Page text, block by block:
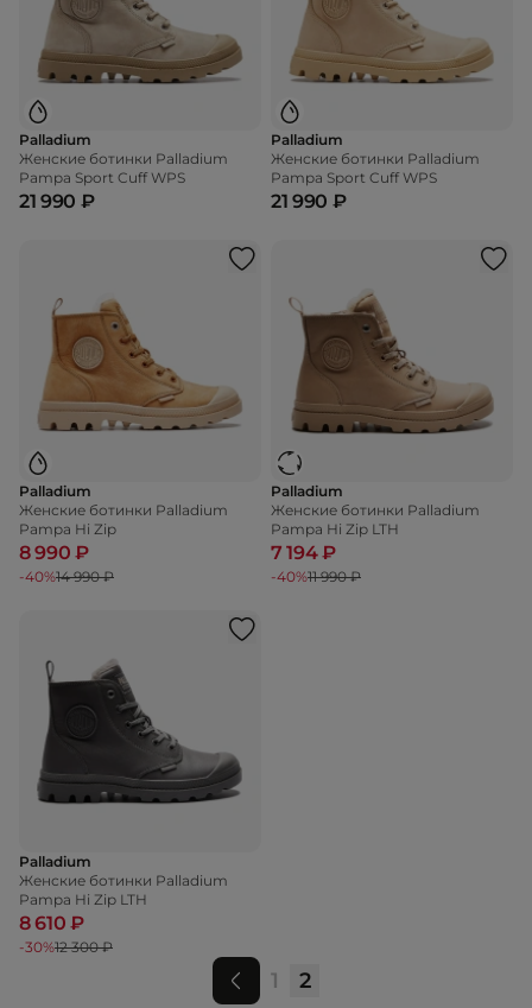
Palladium
Женские ботинки Palladium
Pampa Sport Cuff WPS
21 990 ₽
Palladium
Женские ботинки Palladium
Pampa Sport Cuff WPS
21 990 ₽
Palladium
Женские ботинки Palladium
Pampa Hi Zip
8 990 ₽
-40%14 990 ₽
Palladium
Женские ботинки Palladium
Pampa Hi Zip LTH
7 194 ₽
-40%11 990 ₽
Palladium
Женские ботинки Palladium
Pampa Hi Zip LTH
8 610 ₽
-30%12 300 ₽
1 2